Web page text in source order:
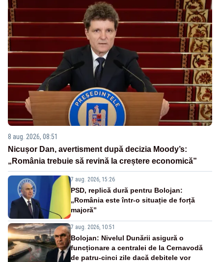
8 aug. 2026, 08:51
Nicușor Dan, avertisment după decizia Moody’s:
„România trebuie să revină la creștere economică”
7 aug. 2026, 15:26
PSD, replică dură pentru Bolojan:
„România este într-o situație de forță
majoră”
7 aug. 2026, 10:51
Bolojan: Nivelul Dunării asigură o
funcționare a centralei de la Cernavodă
de patru-cinci zile dacă debitele vor